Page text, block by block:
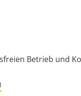
Betrieb und